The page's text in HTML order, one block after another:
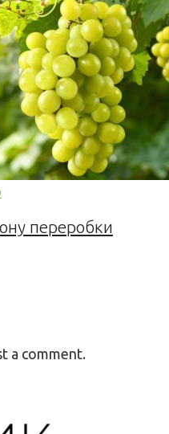
переробки
a comment.